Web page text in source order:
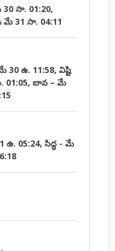
సా. 01:20,
మే 31 సా. 04:11
ఉ. 11:58, విష్టి
01:05, బావ – మే
ఉ. 05:24, సిద్ధ - మే